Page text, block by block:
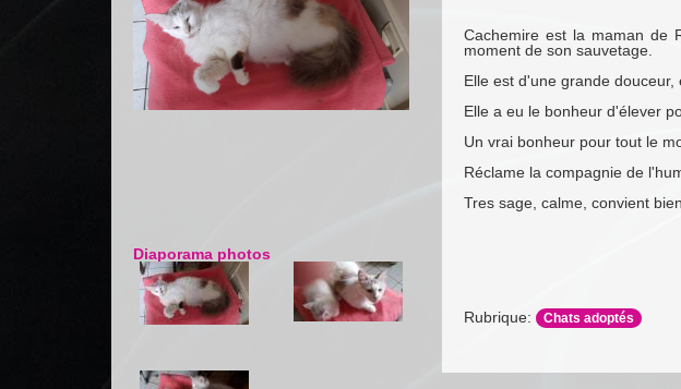
Diaporama photos
Cachemire est la maman de
moment de son sauvetage.
Elle est d'une grande douceur,
Elle a eu le bonheur d'élever
Un vrai bonheur pour tout le
Réclame la compagnie de
Tres sage, calme, convient
Rubrique: Chats adoptés